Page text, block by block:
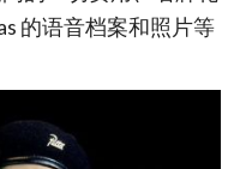
的语音档案和照片等